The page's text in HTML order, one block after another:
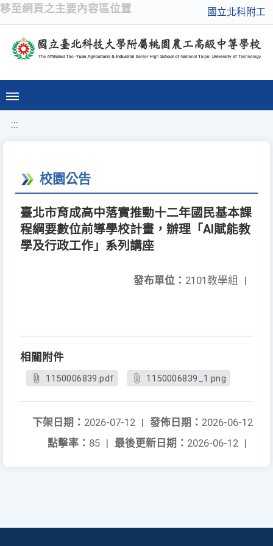
移至網頁之主要內容區位置 國立北科附工
:::
校園公告
臺北市育成高中落實推動十二年國民基本課
程綱要數位前導學校計畫，辦理「AI賦能教
學及行政工作」系列講座
發布單位： 2101教學組 |
相關附件
1150006839.pdf 1150006839_1.png
發佈日期： 2026-06-12
下架日期： 2026-07-12 |
最後更新日期： 2026-06-12 |
點擊率： 85 |